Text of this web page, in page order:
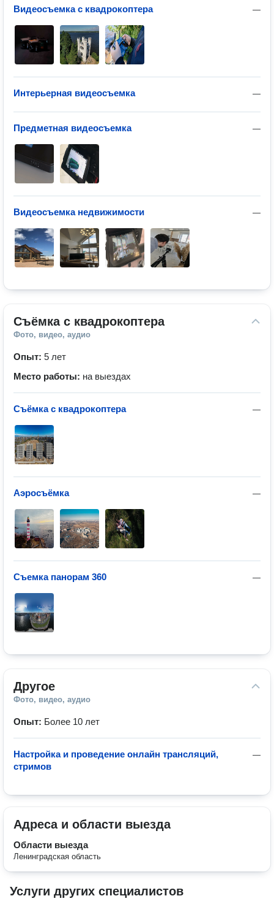
—
Видеосъемка с квадрокоптера
—
Интерьерная видеосъемка
—
Предметная видеосъемка
—
Видеосъемка недвижимости
Cъёмка с квадрокоптера
Фото, видео, аудио
Опыт: 5 лет
Место работы: на выездах
—
Съёмка с квадрокоптера
—
Аэросъёмка
—
Съемка панорам 360
Другое
Фото, видео, аудио
Опыт: Более 10 лет
—
Настройка и проведение онлайн трансляций,
стримов
Адреса и области выезда
Области выезда
Ленинградская область
Услуги других специалистов